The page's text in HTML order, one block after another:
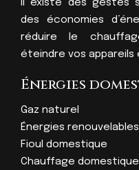
Il existe des gestes
des économies
réduire le
éteindre vos appareils
Énergies
Gaz naturel
Énergies renouvelables
Fioul domestique
Chauffage domestique